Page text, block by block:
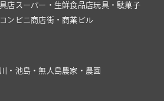
店 スーパー・生鮮食品店玩具・駄菓子
コンビニ商店街・商業ビル
川・池 島・無人島農家・農園